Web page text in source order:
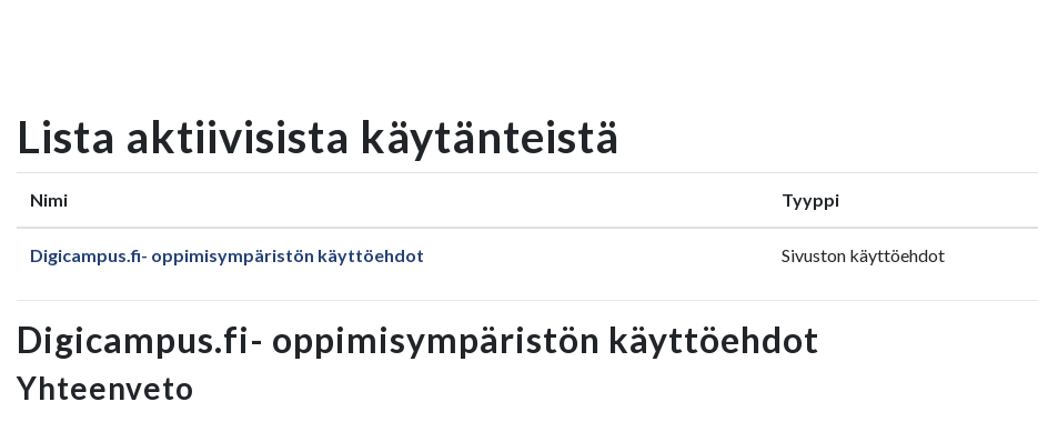
Lista aktiivisista käytänteistä
Nimi Tyyppi
Digicampus.fi- oppimisympäristön käyttöehdot Sivuston käyttöehdot
Digicampus.fi- oppimisympäristön käyttöehdot
Yhteenveto